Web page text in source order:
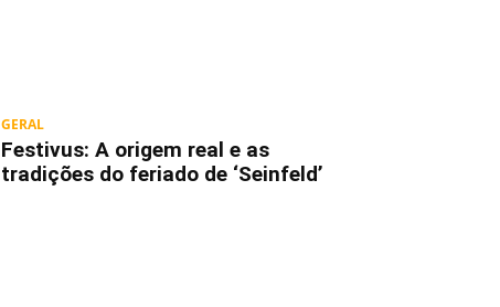
GERAL
Festivus: A origem real e as
tradições do feriado de ‘Seinfeld’